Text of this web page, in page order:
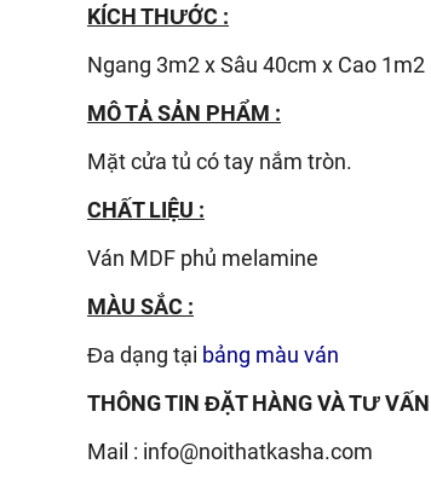
KÍCH THƯỚC :
Ngang 3m2 x Sâu 40cm x Cao 1m2
MÔ TẢ SẢN PHẨM :
Mặt cửa tủ có tay nắm tròn.
CHẤT LIỆU :
Ván MDF phủ melamine
MÀU SẮC :
Đa dạng tại bảng màu ván
THÔNG TIN ĐẶT HÀNG VÀ TƯ VẤN
Mail : info@noithatkasha.com